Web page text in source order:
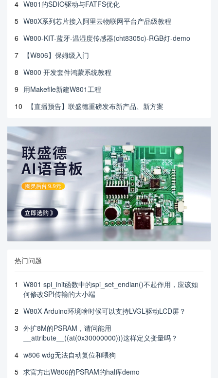
4 W801的SDIO驱动与FATFS优化
5 W80X系列芯片接入阿里云物联网平台产品级教程
6 W800-KIT-蓝牙-温湿度传感器(cht8305c)-RGB灯-demo
7
【W806】保姆级入门
8 W800 开发套件鸿蒙系统教程
9 用Makefile新建W801工程
10
【直播预告】联盛德重磅发布新产品、新方案
热门问题
1
W801 spi_init函数中的spi_set_endian()不起作用，应该如
何修改SPI传输的大小端
2 W80X Arduino环境啥时候可以支持LVGL驱动LCD屏？
3 外扩8M的PSRAM，请问能用
__attribute__((at(0x30000000)))这样定义变量吗？
4 w806 wdg无法自动复位和喂狗
5 求官方出W806的PSRAM的hal库demo